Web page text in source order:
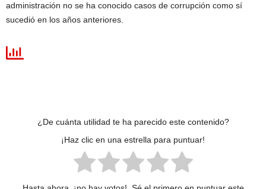
administración no se ha conocido casos de corrupción como sí
sucedió en los años anteriores.
¿De cuánta utilidad te ha parecido este contenido?
¡Haz clic en una estrella para puntuar!